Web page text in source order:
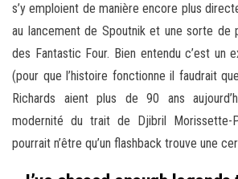
s’y emploient de manière encore plus
au lancement de Spoutnik et une sorte de
des Fantastic Four. Bien entendu c’est un
(pour que l’histoire fonctionne il faudrait
Richards aient plus de 90 ans
modernité du trait de Djibril
pourrait n’être qu’un flashback trouve une